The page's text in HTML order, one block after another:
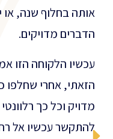
אותה בחלוף שנה, או
הדברים מדויקים.
עכשיו הלקוחה הזו
הזאתי, אחרי שחלפו
מדויק וכל כך
להתקשר עכשיו אל